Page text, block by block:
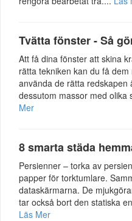
Tvätta fönster - Så
Att få dina fönster att skina
rätta tekniken kan du få
använda de rätta redskapen
dessutom massor med olika
Mer
8 smarta städa
Persienner – torka av
papper för torktumlare.
dataskärmarna. De
tar också bort den statiska
Läs Mer